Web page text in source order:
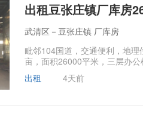
出租豆张庄镇厂库房
武清区－豆张庄镇 厂库房
毗邻104国道，交通便利，地
亩，面积26000平米，三层办
出租
4天前